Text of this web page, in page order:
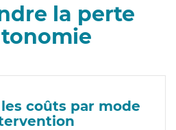
la perte
coûts par mode